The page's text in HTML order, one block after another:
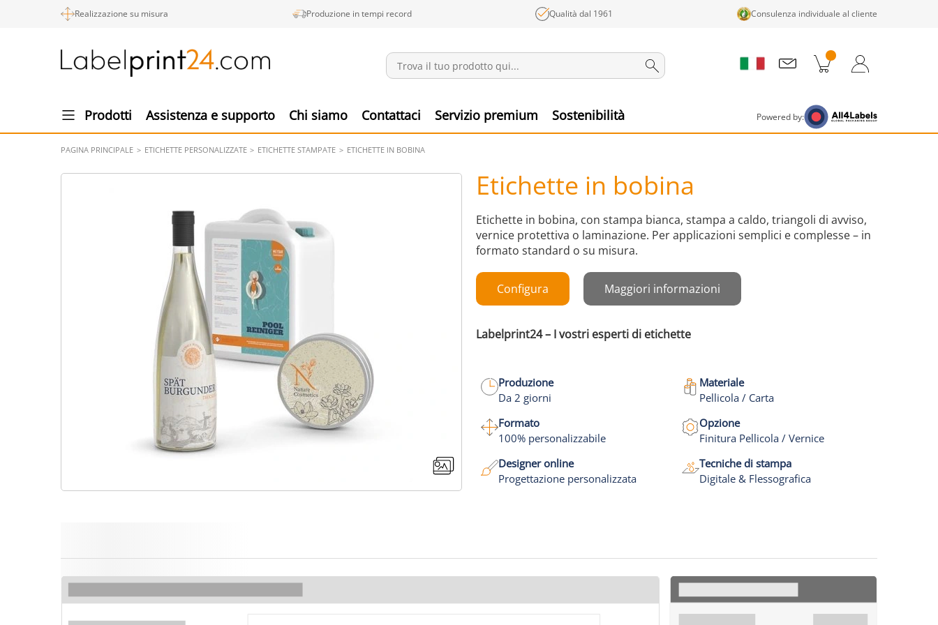
Realizzazione su misura Produzione in tempi record Qualità dal 1961 Consulenza individuale al cliente
Prodotti Assistenza e supporto Chi siamo Contattaci Servizio premium Sostenibilità Powered by:
PAGINA PRINCIPALE ETICHETTE PERSONALIZZATE ETICHETTE STAMPATE ETICHETTE IN BOBINA
Etichette in bobina
Etichette in bobina, con stampa bianca, stampa a caldo, triangoli di avviso,
vernice protettiva o laminazione. Per applicazioni semplici e complesse – in
formato standard o su misura.
Configura Maggiori informazioni
Labelprint24 – I vostri esperti di etichette
Produzione
Da 2 giorni
Materiale
Pellicola / Carta
Formato
100% personalizzabile
Opzione
Finitura Pellicola / Vernice
Designer online
Progettazione personalizzata
Tecniche di stampa
Digitale & Flessografica